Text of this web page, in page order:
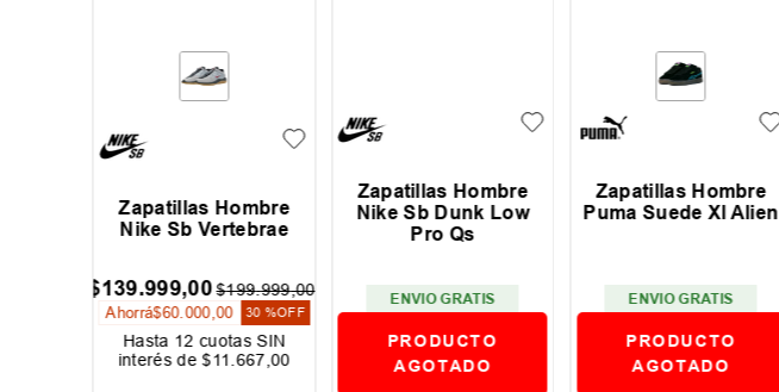
Zapatillas Hombre
Nike Sb Vertebrae
$139.999,00 $199.999,00
Ahorrá$60.000,00 30 %OFF
Hasta 12 cuotas SIN
interés de$11.667,00
Zapatillas Hombre
Nike Sb Dunk Low
Pro Qs
ENVIO GRATIS
PRODUCTO
AGOTADO
Zapatillas Hombre
Puma Suede Xl Alien
ENVIO GRATIS
PRODUCTO
AGOTADO